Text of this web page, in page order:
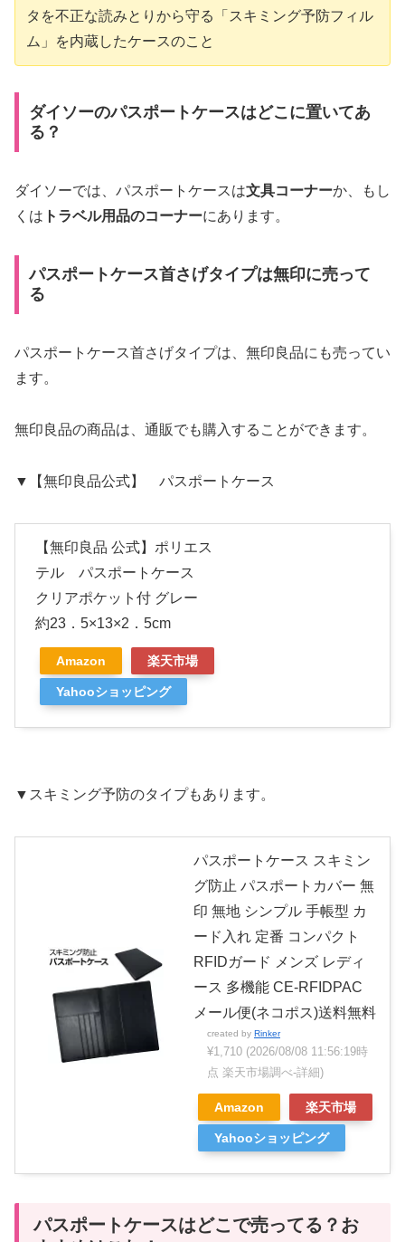
タを不正な読みとりから守る「スキミング予防フィル
ム」を内蔵したケースのこと
ダイソーのパスポートケースはどこに置いてあ
る？
ダイソーでは、パスポートケースは文具コーナーか、もし
くは トラベル用品のコーナーにあります。
パスポートケース首さげタイプは無印に売って
る
パスポートケース首さげタイプは、無印良品にも売ってい
ます。
無印良品の商品は、通販でも購入することができます。
▼【無印良品公式】 パスポートケース
【無印良品 公式】ポリエス
テル パスポートケース
クリアポケット付 グレー
約23．5×13×2．5cm
Amazon 楽天市場
Yahooショッピング
▼スキミング予防のタイプもあります。
パスポートケース スキミン
グ防止 パスポートカバー 無
印 無地 シンプル 手帳型 カ
ード入れ 定番 コンパクト
RFIDガード メンズ レディ
ース 多機能 CE-RFIDPAC
メール便(ネコポス)送料無料
created by Rinker
¥1,710 (2026/08/08 11:56:19時
点 楽天市場調べ-詳細)
Amazon 楽天市場
Yahooショッピング
パスポートケースはどこで売ってる？お